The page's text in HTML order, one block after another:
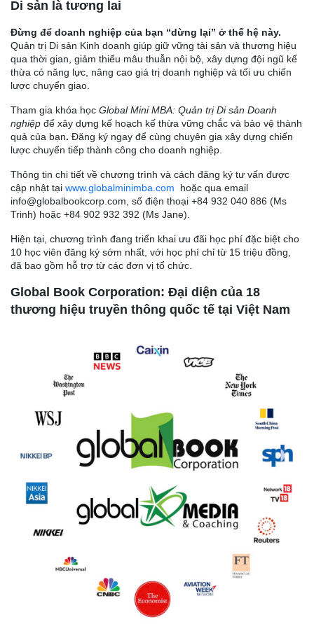
Di sản là tương lai
Đừng để doanh nghiệp của bạn “dừng lại” ở thế hệ này.
Quản trị Di sản Kinh doanh giúp giữ vững tài sản và thương hiệu
qua thời gian, giảm thiểu mâu thuẫn nội bộ, xây dựng đội ngũ kế
thừa có năng lực, nâng cao giá trị doanh nghiệp và tối ưu chiến
lược chuyển giao.
Tham gia khóa học Global Mini MBA: Quản trị Di sản Doanh
nghiệp để xây dựng kế hoạch kế thừa vững chắc và bảo vệ thành
quả của bạn. Đăng ký ngay để cùng chuyên gia xây dựng chiến
lược chuyển tiếp thành công cho doanh nghiệp.
Thông tin chi tiết về chương trình và cách đăng ký tư vấn được
cập nhật tại www.globalminimba.com hoặc qua email
info@globalbookcorp.com, số điện thoại +84 932 040 886 (Ms
Trinh) hoặc +84 902 932 392 (Ms Jane).
Hiện tại, chương trình đang triển khai ưu đãi học phí đặc biệt cho
10 học viên đăng ký sớm nhất, với học phí chỉ từ 15 triệu đồng,
đã bao gồm hỗ trợ từ các đơn vị tổ chức.
Global Book Corporation: Đại diện của 18
thương hiệu truyền thông quốc tế tại Việt Nam